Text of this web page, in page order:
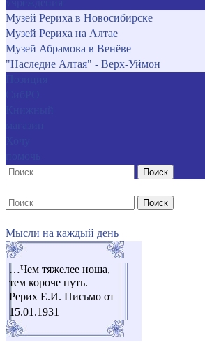
Музей Рериха в Новосибирске
Музей Рериха на Алтае
Музей Абрамова в Венёве
"Наследие Алтая" - Верх-Уймон
Поиск
Поиск
Мысли на каждый день
…Чем тяжелее ноша,
тем короче путь.
Рерих Е.И. Письмо от
15.01.1931